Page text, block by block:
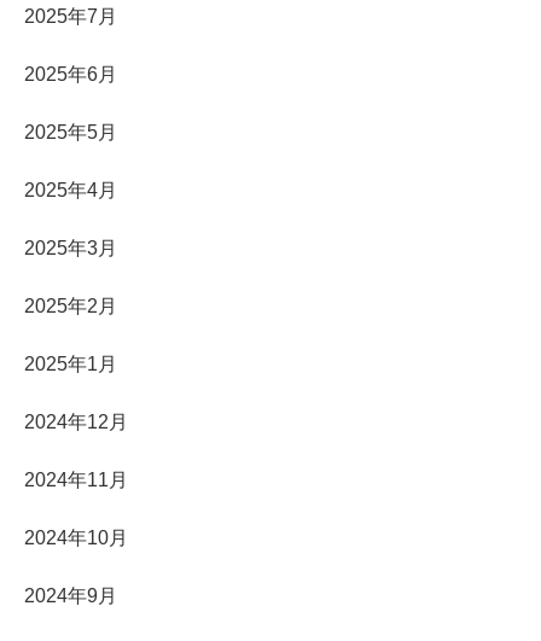
2025年7月
2025年6月
2025年5月
2025年4月
2025年3月
2025年2月
2025年1月
2024年12月
2024年11月
2024年10月
2024年9月